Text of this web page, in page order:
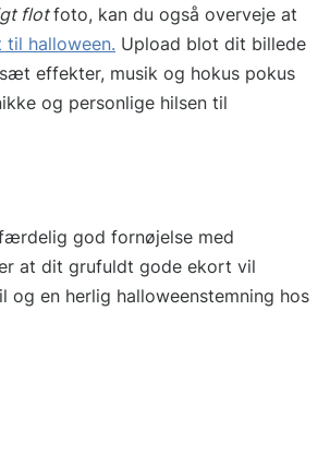
flotfoto, kan du også overveje at
halloween. Upload blot dit billede
effekter, musik og hokus pokus
og personlige hilsen til
god fornøjelse med
at dit grufuldt gode ekort vil
og en herlig halloweenstemning hos